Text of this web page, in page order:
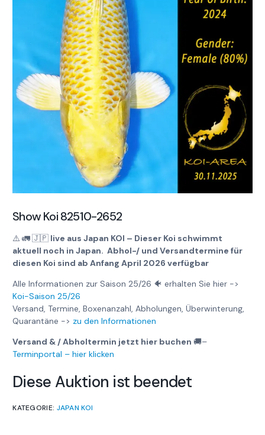
Show Koi 82510-2652
⚠️ 🚛🇯🇵 live aus Japan KOI – Dieser Koi schwimmt
aktuell noch in Japan. Abhol-/ und Versandtermine für
diesen Koi sind ab Anfang April 2026 verfügbar
Alle Informationen zur Saison 25/26 🐠 erhalten Sie hier ->
Koi-Saison 25/26
Versand, Termine, Boxenanzahl, Abholungen, Überwinterung,
Quarantäne -> zu den Informationen
Versand & / Abholtermin jetzt hier buchen 🚚–
Terminportal – hier klicken
Diese Auktion ist beendet
KATEGORIE: JAPAN KOI